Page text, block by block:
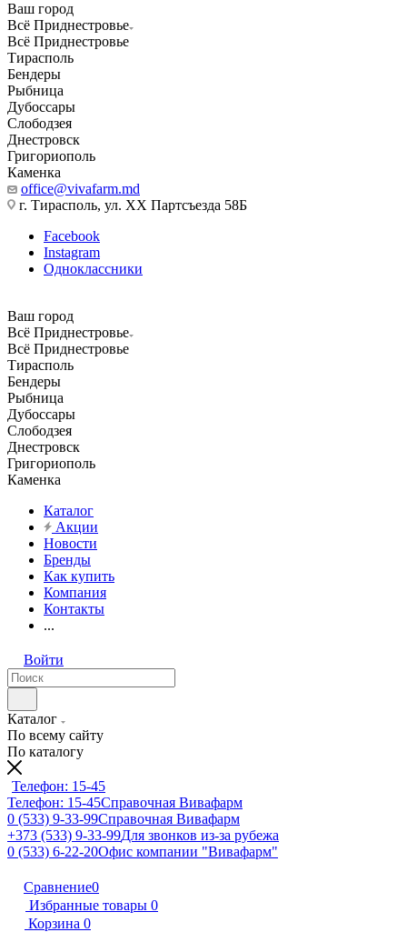
Ваш город
Всё Приднестровье
Всё Приднестровье
Тирасполь
Бендеры
Рыбница
Дубоссары
Слободзея
Днестровск
Григориополь
Каменка
office@vivafarm.md
г. Тирасполь, ул. ХХ Партсъезда 58Б
Facebook
Instagram
Одноклассники
Ваш город
Всё Приднестровье
Всё Приднестровье
Тирасполь
Бендеры
Рыбница
Дубоссары
Слободзея
Днестровск
Григориополь
Каменка
Каталог
Акции
Новости
Бренды
Как купить
Компания
Контакты
...
Войти
Каталог
По всему сайту
По каталогу
Телефон: 15-45
Телефон: 15-45Справочная Вивафарм
0 (533) 9-33-99Справочная Вивафарм
+373 (533) 9-33-99Для звонков из-за рубежа
0 (533) 6-22-20Офис компании "Вивафарм"
Сравнение0
Избранные товары 0
Корзина 0